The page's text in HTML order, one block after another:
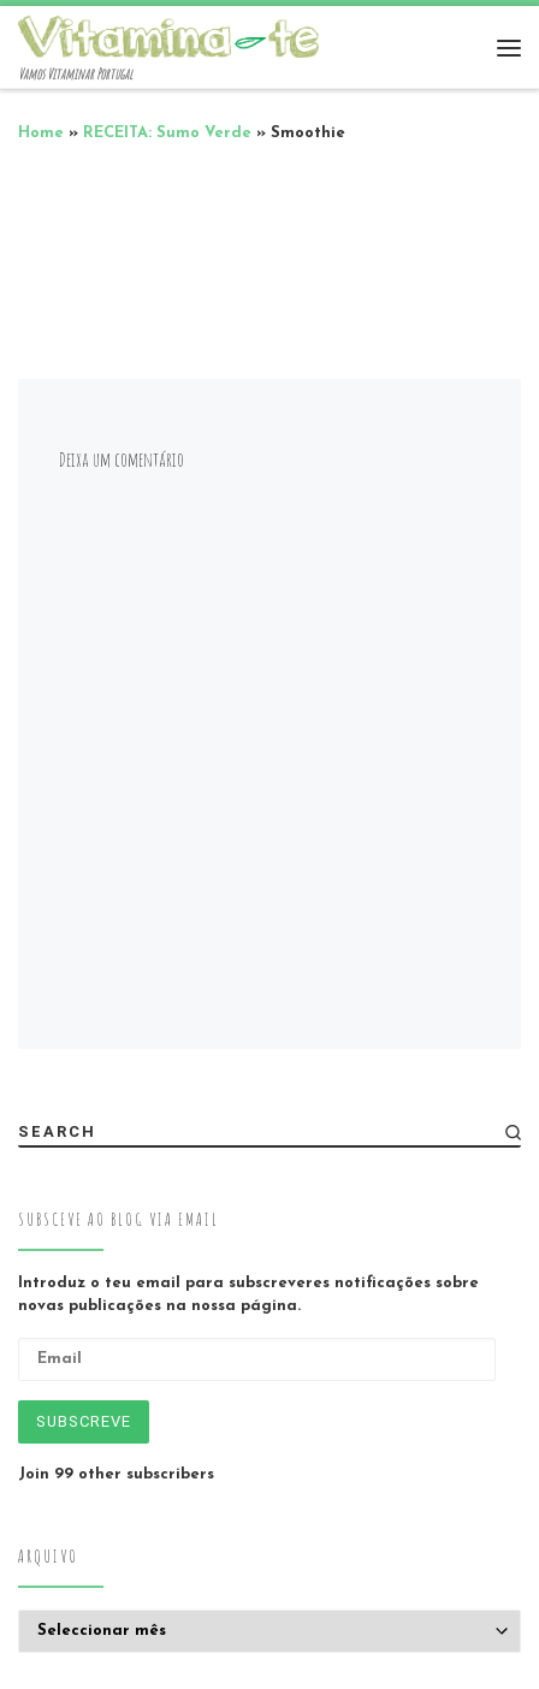
Vamos Vitaminar Portugal
Home » RECEITA: Sumo Verde » Smoothie
Deixa um comentário
SEARCH
SUBSCEVE AO BLOG VIA EMAIL
Introduz o teu email para subscreveres notificações sobre
novas publicações na nossa página.
SUBSCREVE
Join 99 other subscribers
ARQUIVO